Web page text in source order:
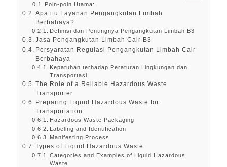
Poin-poin Utama:
Apa itu Layanan Pengangkutan Limbah
Berbahaya?
Definisi dan Pentingnya Pengangkutan Limbah B3
Jasa Pengangkutan Limbah Cair B3
Persyaratan Regulasi Pengangkutan Limbah Cair
Berbahaya
Kepatuhan terhadap Peraturan Lingkungan dan
Transportasi
The Role of a Reliable Hazardous Waste
Transporter
Preparing Liquid Hazardous Waste for
Transportation
Hazardous Waste Packaging
Labeling and Identification
Manifesting Process
Types of Liquid Hazardous Waste
Categories and Examples of Liquid Hazardous
Waste